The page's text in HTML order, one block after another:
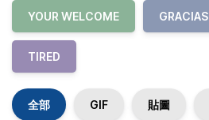
YOUR WELCOME GRACIAS
TIRED
全部 GIF 貼圖